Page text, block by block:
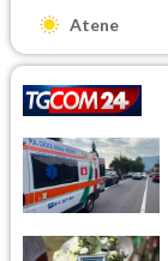
Atene